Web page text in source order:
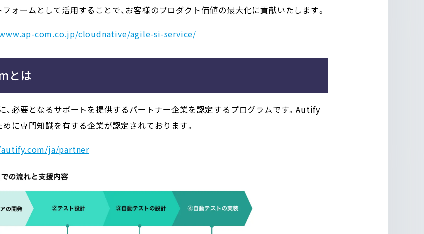
ォームとして活用することで、お客様のプロダクト価値の最大化に貢献いたします。
com.co.jp/cloudnative/agile-si-service/
とは
、必要となるサポートを提供するパートナー企業を認定するプログラムです。Autify
めに専門知識を有する企業が認定されております。
ja/partner